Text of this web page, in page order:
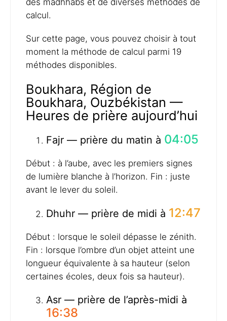
des madhhabs et de diverses méthodes de
calcul.
Sur cette page, vous pouvez choisir à tout
moment la méthode de calcul parmi 19
méthodes disponibles.
Boukhara, Région de
Boukhara, Ouzbékistan —
Heures de prière aujourd’hui
Fajr — prière du matin à 04:05
Début : à l’aube, avec les premiers signes
de lumière blanche à l’horizon. Fin : juste
avant le lever du soleil.
Dhuhr — prière de midi à 12:47
Début : lorsque le soleil dépasse le zénith.
Fin : lorsque l’ombre d’un objet atteint une
longueur équivalente à sa hauteur (selon
certaines écoles, deux fois sa hauteur).
Asr — prière de l’après-midi à
16:38